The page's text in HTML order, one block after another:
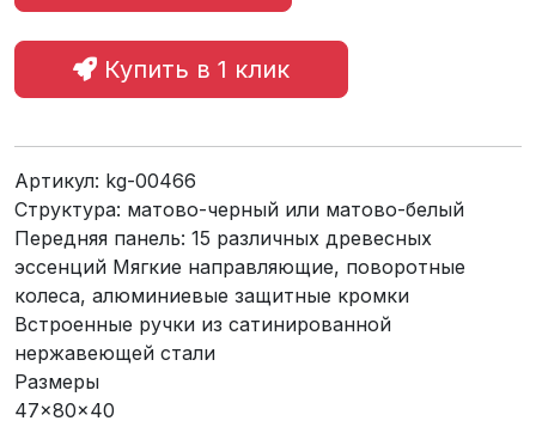
Купить в 1 клик
Артикул: kg-00466
Структура: матово-черный или матово-белый
Передняя панель: 15 различных древесных
эссенций Мягкие направляющие, поворотные
колеса, алюминиевые защитные кромки
Встроенные ручки из сатинированной
нержавеющей стали
Размеры
47x80x40